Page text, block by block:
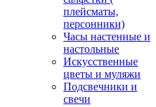
плейсматы,
персонники)
Часы настенные и
настольные
Искусственные
цветы и муляжи
Подсвечники и
свечи